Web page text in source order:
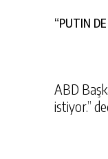
“PUTIN
ABD
istiyor.”